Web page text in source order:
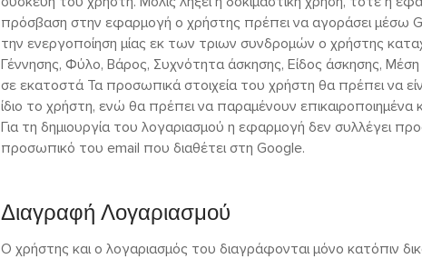
πρόσβαση στην εφαρμογή ο χρήστης πρέπει να αγοράσει μέσω
την ενεργοποίηση μίας εκ των τριων συνδρομών ο χρήστης
Γέννησης, Φύλο, Βάρος, Συχνότητα άσκησης, Είδος άσκησης,
σε εκατοστά Τα προσωπικά στοιχεία του χρήστη θα πρέπει να
ίδιο το χρήστη, ενώ θα πρέπει να παραμένουν επικαιροποιημένα
Για τη δημιουργία του λογαριασμού η εφαρμογή δεν συλλέγει
προσωπικό του email που διαθέτει στη Google.
Διαγραφή Λογαριασμού
Ο χρήστης και ο λογαριασμός του διαγράφονται μόνο κατόπιν